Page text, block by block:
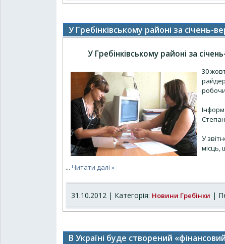
У Гребінківському районі за січень-
У Гребінківському районі за
30
У
місць,
... Читати далі »
31.10.2012 | Категорія: Новини Гребінки |
В Україні буде створений